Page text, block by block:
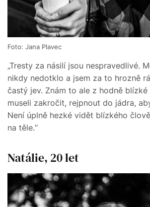
Foto: Jana Plavec
„Tresty za násilí jsou nespravedlivé.
nikdy nedotklo a jsem za to hrozně
častý jev. Znám to ale z hodně
museli zakročit, rejpnout do jádra,
Není úplně hezké vidět blízkého
na těle.“
Natálie, 20 let